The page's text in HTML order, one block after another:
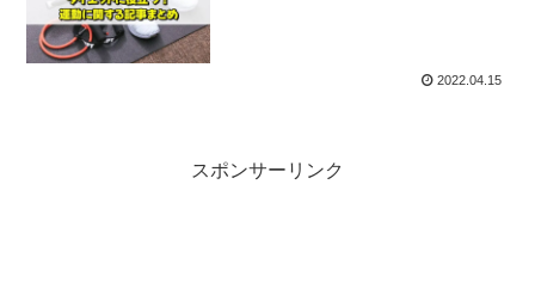
2022.04.15
スポンサーリンク